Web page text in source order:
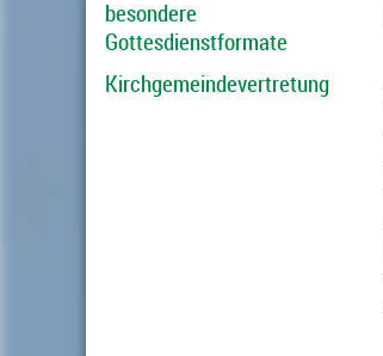
besondere
Gottesdienstformate
Kirchgemeindevertretung